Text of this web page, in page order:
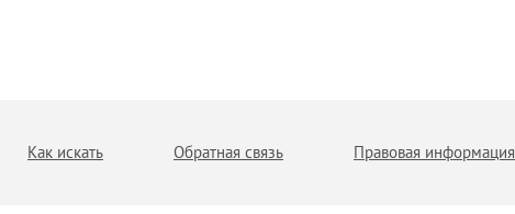
Как искать Обратная связь Правовая информация